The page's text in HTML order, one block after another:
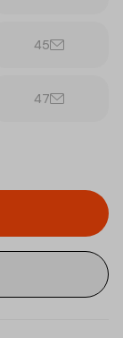
45
47